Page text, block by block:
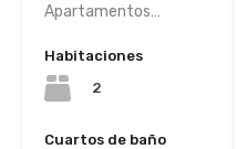
Apartamentos…
Habitaciones
2
Cuartos de baño